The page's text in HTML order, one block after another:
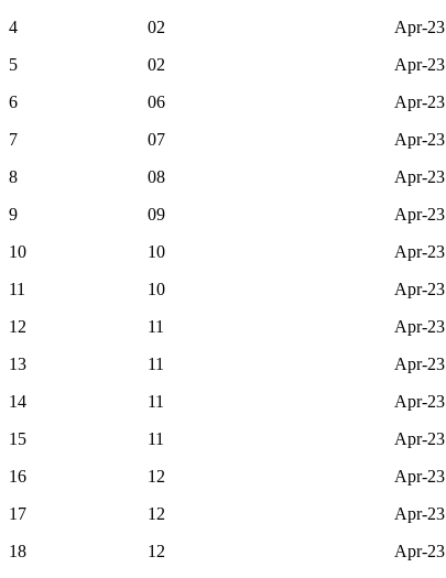
4
02 Apr-23
5
02 Apr-23
6
06 Apr-23
7
07 Apr-23
8
08 Apr-23
9
09 Apr-23
10
10 Apr-23
11
10 Apr-23
12
11 Apr-23
13
11 Apr-23
14
11 Apr-23
15
11 Apr-23
16
12 Apr-23
17
12 Apr-23
18
12 Apr-23